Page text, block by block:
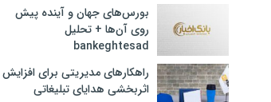
بورس‌های جهان و آینده پیش
روی آن‌ها + تحلیل
bankeghtesad
راهکارهای مدیریتی برای افزایش
اثربخشی هدایای تبلیغاتی